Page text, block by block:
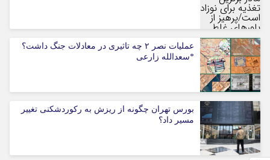
عملیات نصر ۲ چه تاثیری در معادلات جنگ داشت؟
*سعدالله زارعی
بورس تهران چگونه از ریزش به رکوردشکنی تغییر
مسیر داد؟